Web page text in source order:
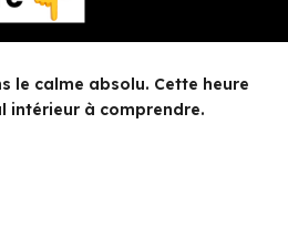
le calme absolu. Cette heure
intérieur à comprendre.